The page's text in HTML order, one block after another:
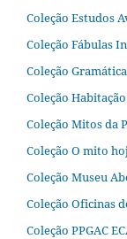
Coleção Estudos
Coleção Fábulas
Coleção
Coleção
Coleção Mitos da
Coleção O mito
Coleção Museu
Coleção Oficinas
Coleção PPGAC